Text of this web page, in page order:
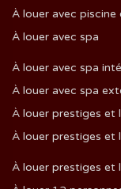
À louer avec piscine
À louer avec spa
À louer avec spa
À louer avec spa
À louer prestiges et
À louer prestiges et
À louer prestiges et